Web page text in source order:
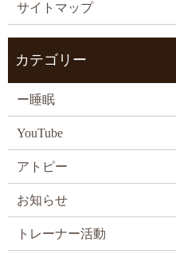
サイトマップ
カテゴリー
ー睡眠
YouTube
アトピー
お知らせ
トレーナー活動